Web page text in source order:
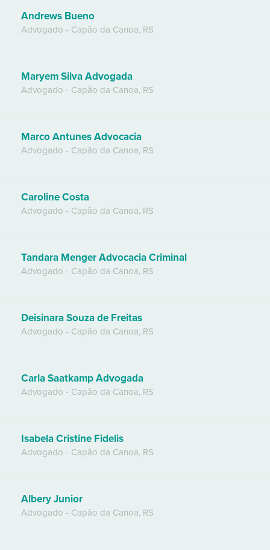
Andrews Bueno
Advogado - Capão da Canoa, RS
Maryem Silva Advogada
Advogado - Capão da Canoa, RS
Marco Antunes Advocacia
Advogado - Capão da Canoa, RS
Caroline Costa
Advogado - Capão da Canoa, RS
Tandara Menger Advocacia Criminal
Advogado - Capão da Canoa, RS
Deisinara Souza de Freitas
Advogado - Capão da Canoa, RS
Carla Saatkamp Advogada
Advogado - Capão da Canoa, RS
Isabela Cristine Fidelis
Advogado - Capão da Canoa, RS
Albery Junior
Advogado - Capão da Canoa, RS